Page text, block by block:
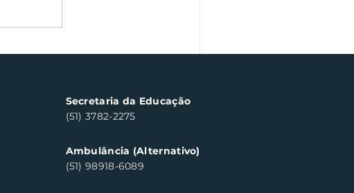
Secretaria da Educação
(51) 3782-2275
Ambulância (Alternativo)
(51) 98918-6089